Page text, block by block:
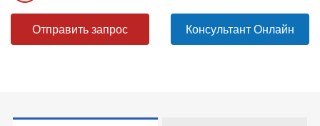
Отправить запрос Консультант Онлайн